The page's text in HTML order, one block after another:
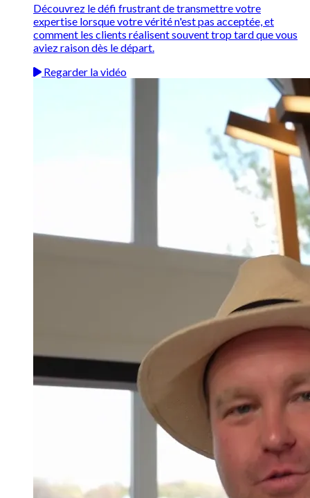
Découvrez le défi frustrant de transmettre votre
expertise lorsque votre vérité n'est pas acceptée, et
comment les clients réalisent souvent trop tard que vous
aviez raison dès le départ.
Regarder la vidéo